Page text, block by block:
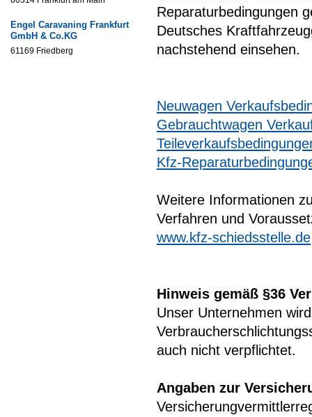
Engel Caravaning Frankfurt
GmbH & Co.KG
61169 Friedberg
Reparaturbedingungen
Deutsches
nachstehend einsehen.
Neuwagen
Gebrauchtwagen
Kfz-
Weitere Informationen
Verfahren und
www.kfz-schiedsstelle.de
Hinweis gemäß §36
Unser Unternehmen
auch nicht verpflichtet.
Angaben zur